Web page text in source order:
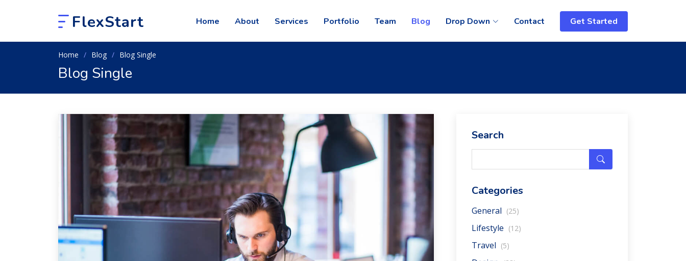
FlexStart Home About Services Portfolio Team Blog Drop Down Contact Get Started
Home Blog Blog Single
Blog Single
Search
Categories
General (25)
Lifestyle (12)
Travel (5)